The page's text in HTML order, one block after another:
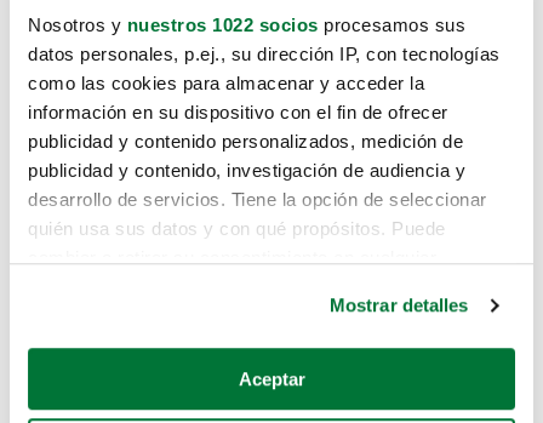
Nosotros y nuestros 1022 socios procesamos sus
datos personales, p.ej., su dirección IP, con tecnologías
como las cookies para almacenar y acceder la
información en su dispositivo con el fin de ofrecer
publicidad y contenido personalizados, medición de
publicidad y contenido, investigación de audiencia y
desarrollo de servicios. Tiene la opción de seleccionar
quién usa sus datos y con qué propósitos. Puede
Si lo permite, también quisiéramos:
Recopilar información sobre su ubicación geográfica
Mostrar detalles
Aceptar
Lo sentimos, no sabemos como
te hemos traido hasta aquí.
Pero puedes encontrar el coche que estás
buscando en alguno de estos enlaces:
Coches de segunda mano
Coches de km0